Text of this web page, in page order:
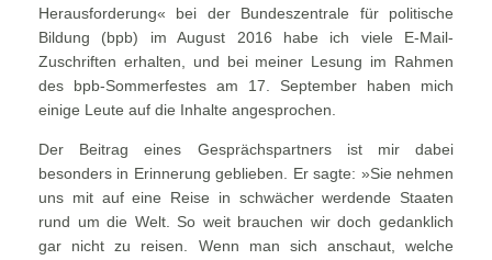
Herausforderung« bei der Bundeszentrale für politische
Bildung (bpb) im August 2016 habe ich viele E-Mail-
Zuschriften erhalten, und bei meiner Lesung im Rahmen
des bpb-Sommerfestes am 17. September haben mich
einige Leute auf die Inhalte angesprochen.
Der Beitrag eines Gesprächspartners ist mir dabei
besonders in Erinnerung geblieben. Er sagte: »Sie nehmen
uns mit auf eine Reise in schwächer werdende Staaten
rund um die Welt. So weit brauchen wir doch gedanklich
gar nicht zu reisen. Wenn man sich anschaut, welche